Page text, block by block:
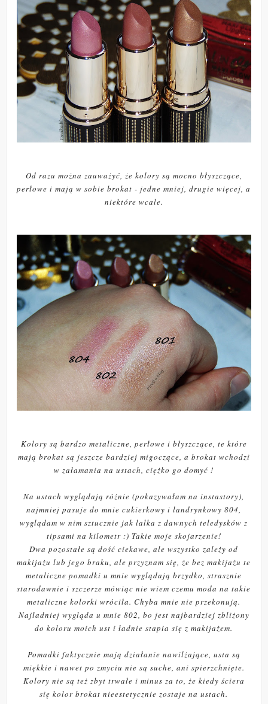
Od razu można zauważyć, że kolory są mocno błyszczące,
perłowe i mają w sobie brokat - jedne mniej, drugie więcej, a
niektóre wcale.
Kolory są bardzo metaliczne, perłowe i błyszczące, te które
mają brokat są jeszcze bardziej migoczące, a brokat wchodzi
w załamania na ustach, ciężko go domyć !
Na ustach wyglądają różnie (pokazywałam na instastory),
najmniej pasuje do mnie cukierkowy i landrynkowy 804,
wyglądam w nim sztucznie jak lalka z dawnych teledysków z
tipsami na kilometr :) Takie moje skojarzenie!
Dwa pozostałe są dość ciekawe, ale wszystko zależy od
makijażu lub jego braku, ale przyznam się, że bez makijażu te
metaliczne pomadki u mnie wyglądają brzydko, strasznie
starodawnie i szczerze mówiąc nie wiem czemu moda na takie
metaliczne kolorki wróciła. Chyba mnie nie przekonują.
Najładniej wygląda u mnie 802, bo jest najbardziej zbliżony
do koloru moich ust i ładnie stapia się z makijażem.
Pomadki faktycznie mają działanie nawilżające, usta są
miękkie i nawet po zmyciu nie są suche, ani spierzchnięte.
Kolory nie są też zbyt trwałe i minus za to, że kiedy ściera
się kolor brokat nieestetycznie zostaje na ustach.